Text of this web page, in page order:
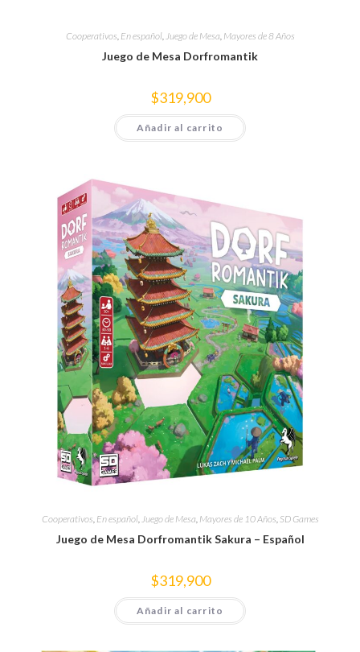
Cooperativos En español, Juego de Mesa Mayores de 8 Años
Juego de Mesa Dorfromantik
$319,900
Añadir al carrito
Cooperativos En español, Juego de Mesa Mayores de 10 Años SD Games
Juego de Mesa Dorfromantik Sakura – Español
$319,900
Añadir al carrito